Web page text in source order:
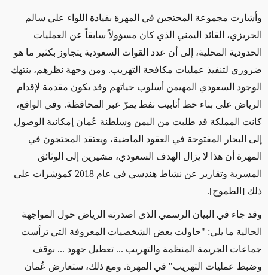
وأشارت مجموعة المحتجين في المهرة بقيادة اللواء علي سالم
الحريزي، القائد اليمني الذي كان مسؤولاً سابقاً عن العمليات
الحدودية المحلية، إلى أن عدد القوات السعودية يتجاوز بكثير ما هو
ضروري لتنفيذ عمليات مكافحة التهريب. ومن وجهة نظرهم، ينتهك
الوجود السعودي المهيمن أسلوب حياتهم وقد يكون مقدمة لإقدام
الرياض على بناء خط أنابيب نفط يمرّ عبر المحافظة. وفي الواقع،
كانت المملكة قد طلبت من اليمن وسلطنة عُمان إمكانية الوصول
إلى البحار المفتوحة في العقود الماضية، ويعتقد المحتجون في
المهرة أن هذا لا يزال الهدف السعودي، مشيرين إلى الوثائق
المسربة وتقارير عن نشاط هندسي في عام 2018 كمؤشرات على
ذلك [الطموح].
وقد جاء في البيان الرسمي الذي اصدرته الرياض حول المواجهة
الحالية ما يلي: "حاولت بعض الشخصيات المعروفة التي ترأست
جماعات الجريمة المنظمة والتهريب ... تعطيل جهود ... بوقف
وضبط عمليات التهريب" في المهرة. ومع ذلك، ستعارض عُمان